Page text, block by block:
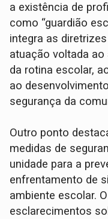
a existência de
como “guardião
integra as
atuação voltada
da rotina escolar,
ao
segurança da
Outro ponto
medidas de
unidade para a
enfrentamento de
ambiente escolar.
esclarecimentos